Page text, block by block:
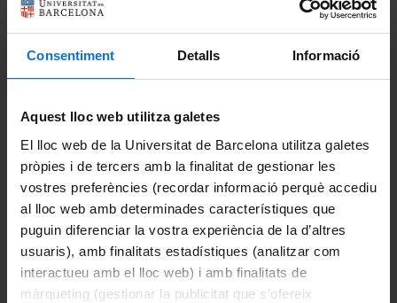
Consentiment Detalls Informació
Aquest lloc web utilitza galetes
El lloc web de la Universitat de Barcelona utilitza galetes
pròpies i de tercers amb la finalitat de gestionar les
vostres preferències (recordar informació perquè accediu
al lloc web amb determinades característiques que
puguin diferenciar la vostra experiència de la d’altres
usuaris), amb finalitats estadístiques (analitzar com
interactueu amb el lloc web) i amb finalitats de
màrqueting (gestionar la publicitat que s’ofereix
Este es un curso de carácter práctico. En cada sesión
parejas o en grupos. Asimismo, se presentará y
trabajará específicamente la entonación, el ritmo y la
SISTEMA DE EVALUACIÓN
Asistencia y participación activa en clase: 40%
Examen oral primera parte: 30%
Examen oral segunda parte: 30%
Se tendrán en cuenta tanto la fluidez y la
pronunciación, como la adecuación a la situación
comunicativa y la corrección lingüística requerida
Español
45 horas
Presencial
Información de interés
Cursos de cultura española
Diploma de Estudios Hispánicos